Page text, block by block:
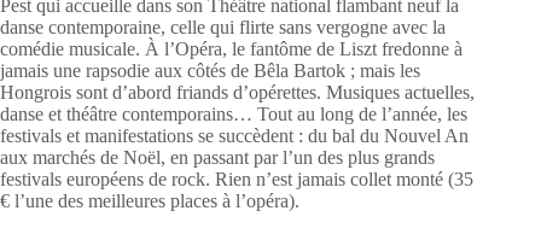
Pest qui accueille dans son Théâtre national flambant neuf la
danse contemporaine, celle qui flirte sans vergogne avec la
comédie musicale. À l’Opéra, le fantôme de Liszt fredonne à
jamais une rapsodie aux côtés de Bêla Bartok ; mais les
Hongrois sont d’abord friands d’opérettes. Musiques actuelles,
danse et théâtre contemporains… Tout au long de l’année, les
festivals et manifestations se succèdent : du bal du Nouvel An
aux marchés de Noël, en passant par l’un des plus grands
festivals européens de rock. Rien n’est jamais collet monté (35
€ l’une des meilleures places à l’opéra).